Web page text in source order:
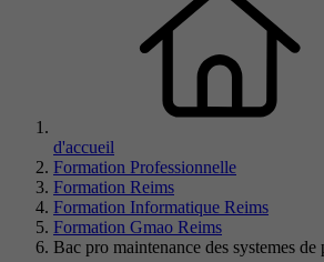
d'accueil
Formation Professionnelle
Formation Reims
Formation Informatique Reims
Formation Gmao Reims
Bac pro maintenance des systemes